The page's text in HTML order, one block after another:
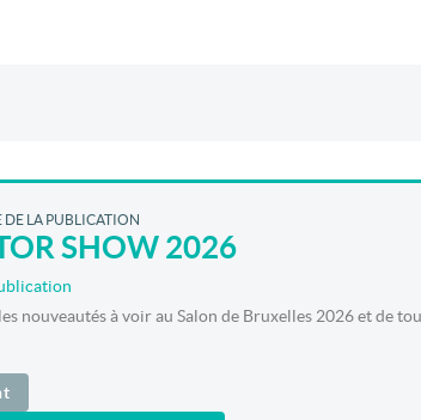
DE LA PUBLICATION
SHOW 2026
nouveautés à voir au Salon de Bruxelles 2026 et de